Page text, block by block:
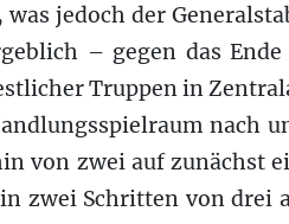
jedoch der
– gegen das
Truppen in
nach
von zwei auf zunächst
zwei Schritten von drei